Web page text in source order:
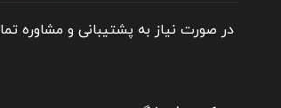
در صورت نیاز به پشتیبانی و مشاوره